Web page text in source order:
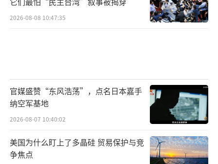
2026-08-08 10:47:35
官媒盛赞“东风浩荡”，点名日本嘉手
纳空军基地
2026-08-07 10:40:02
美国为什么盯上了多晶硅 贸易保护与竞
争焦点